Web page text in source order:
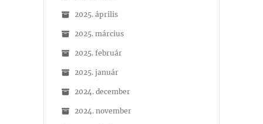
2025. április
2025. március
2025. február
2025. január
2024. december
2024. november